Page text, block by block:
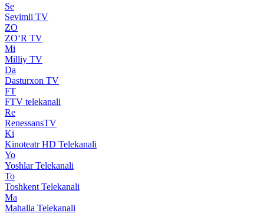
Se
Sevimli TV
ZO
ZO‘R TV
Mi
Milliy TV
Da
Dasturxon TV
FT
FTV telekanali
Re
RenessansTV
Ki
Kinoteatr HD Telekanali
Yo
Yoshlar Telekanali
To
Toshkent Telekanali
Ma
Mahalla Telekanali